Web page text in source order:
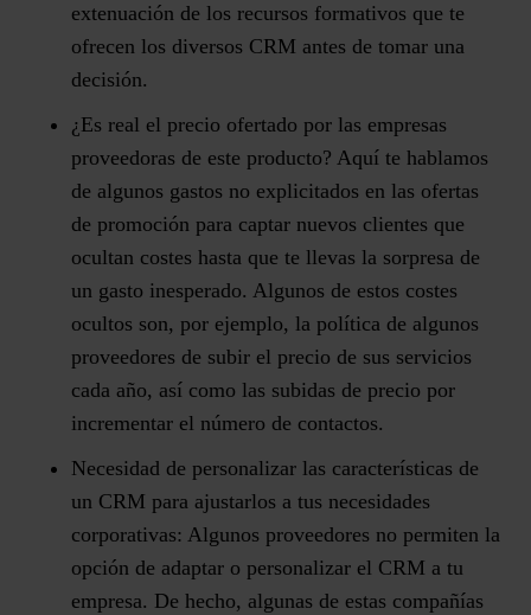
extenuación de los recursos formativos que te
ofrecen los diversos CRM antes de tomar una
decisión.
¿Es real el precio ofertado por las empresas
proveedoras de este producto? Aquí te hablamos
de algunos gastos no explicitados en las ofertas
de promoción para captar nuevos clientes que
ocultan costes hasta que te llevas la sorpresa de
un gasto inesperado. Algunos de estos costes
ocultos son, por ejemplo, la política de algunos
proveedores de subir el precio de sus servicios
cada año, así como las subidas de precio por
incrementar el número de contactos.
Necesidad de personalizar las características de
un CRM para ajustarlos a tus necesidades
corporativas: Algunos proveedores no permiten la
opción de adaptar o personalizar el CRM a tu
empresa. De hecho, algunas de estas compañías